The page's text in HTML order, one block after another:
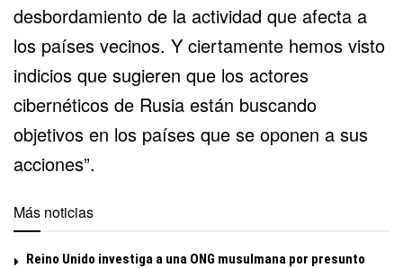
desbordamiento de la actividad que afecta a
los países vecinos. Y ciertamente hemos visto
indicios que sugieren que los actores
cibernéticos de Rusia están buscando
objetivos en los países que se oponen a sus
acciones”.
Más noticias
Reino Unido investiga a una ONG musulmana por presunto